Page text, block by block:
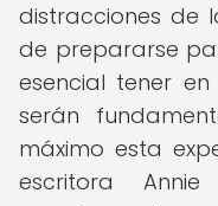
distracciones de
de prepararse
esencial tener
serán
máximo esta
escritora